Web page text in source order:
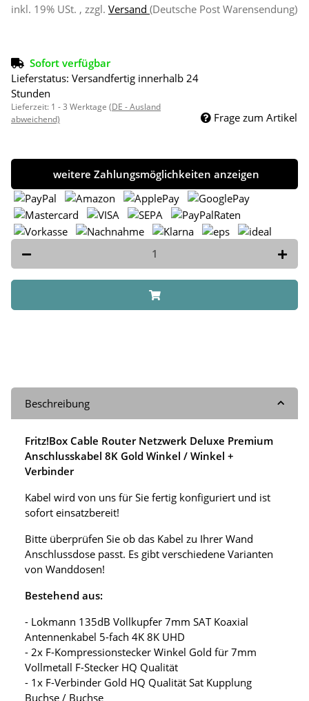
inkl. 19% USt. , zzgl. Versand (Deutsche Post Warensendung)
Sofort verfügbar
Lieferstatus: Versandfertig innerhalb 24
Stunden
Lieferzeit: 1 - 3 Werktage (DE - Ausland
abweichend)
Frage zum Artikel
weitere Zahlungsmöglichkeiten anzeigen
Beschreibung
Fritz!Box Cable Router Netzwerk Deluxe Premium
Anschlusskabel 8K Gold Winkel / Winkel +
Verbinder
Kabel wird von uns für Sie fertig konfiguriert und ist
sofort einsatzbereit!
Bitte überprüfen Sie ob das Kabel zu Ihrer Wand
Anschlussdose passt. Es gibt verschiedene Varianten
von Wanddosen!
Bestehend aus:
- Lokmann 135dB Vollkupfer 7mm SAT Koaxial
Antennenkabel 5-fach 4K 8K UHD
- 2x F-Kompressionstecker Winkel Gold für 7mm
Vollmetall F-Stecker HQ Qualität
- 1x F-Verbinder Gold HQ Qualität Sat Kupplung
Buchse / Buchse